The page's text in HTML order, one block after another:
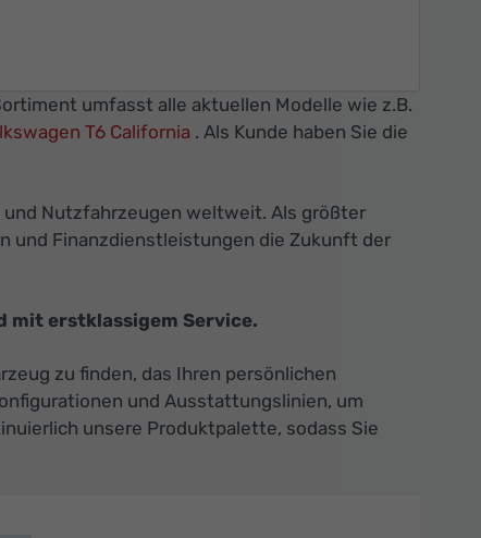
umfasst alle aktuellen Modelle wie z.B.
T6 California . Als Kunde haben Sie die
Nutzfahrzeugen weltweit. Als größter
und Finanzdienstleistungen die Zukunft der
mit erstklassigem Service.
zu finden, das Ihren persönlichen
und Ausstattungslinien, um
unsere Produktpalette, sodass Sie